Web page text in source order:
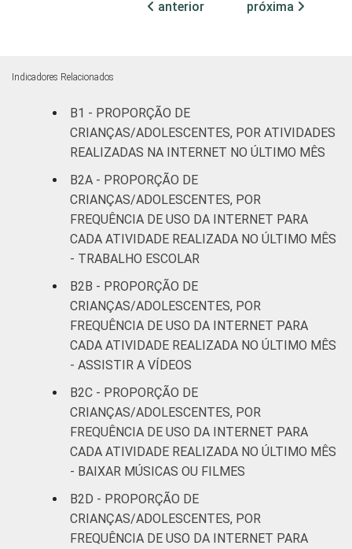
44
FAIXA ETÁRIA
DA CRIANÇA OU
DO
De 11 a 12
anos
anos
De 15 a 17
anos
54 27
RENDA
FAMILIAR
Até 1 SM
Mais de 1
SM até 2 SM
45
SM até 3 SM
Mais de 3
SM
37 19
CLASSE
SOCIAL
AB
C 41
anterior próxima
Indicadores Relacionados
B1 - PROPORÇÃO DE
CRIANÇAS/ADOLESCENTES, POR ATIVIDADES
REALIZADAS NA INTERNET NO ÚLTIMO MÊS
B2A - PROPORÇÃO DE
CRIANÇAS/ADOLESCENTES, POR
FREQUÊNCIA DE USO DA INTERNET PARA
CADA ATIVIDADE REALIZADA NO ÚLTIMO MÊS
- TRABALHO ESCOLAR
B2B - PROPORÇÃO DE
CRIANÇAS/ADOLESCENTES, POR
FREQUÊNCIA DE USO DA INTERNET PARA
CADA ATIVIDADE REALIZADA NO ÚLTIMO MÊS
- ASSISTIR A VÍDEOS
B2C - PROPORÇÃO DE
CRIANÇAS/ADOLESCENTES, POR
FREQUÊNCIA DE USO DA INTERNET PARA
CADA ATIVIDADE REALIZADA NO ÚLTIMO MÊS
- BAIXAR MÚSICAS OU FILMES
B2D - PROPORÇÃO DE
CRIANÇAS/ADOLESCENTES, POR
FREQUÊNCIA DE USO DA INTERNET PARA